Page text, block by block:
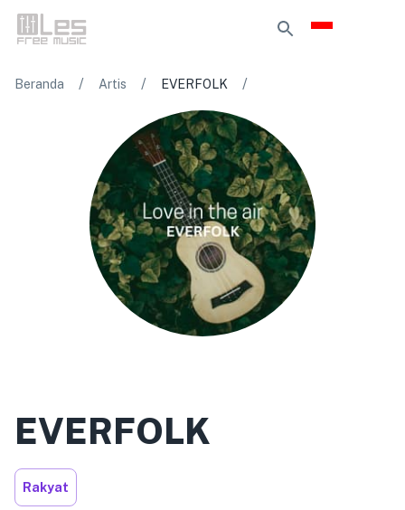
Beranda / Artis / EVERFOLK /
EVERFOLK
Rakyat